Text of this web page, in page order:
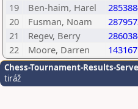
19
Ben-haim, Harel
20
Fusman, Noam
21
Regev, Berry
22
Moore, Darren
Chess-Tournament-Results-
tiráž